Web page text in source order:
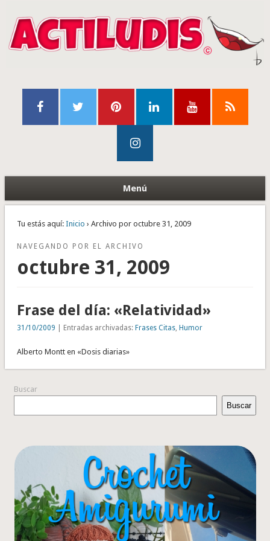
Menú
Tu estás aquí: Inicio › Archivo por octubre 31, 2009
NAVEGANDO POR EL ARCHIVO
octubre 31, 2009
Frase del día: «Relatividad»
31/10/2009 | Entradas archivadas: Frases Citas, Humor
Alberto Montt en «Dosis diarias»
Buscar
Buscar